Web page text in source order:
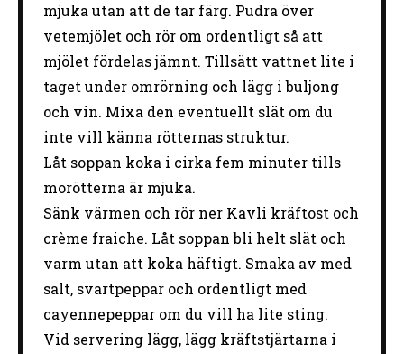
mjuka utan att de tar färg. Pudra över
vetemjölet och rör om ordentligt så att
mjölet fördelas jämnt. Tillsätt vattnet lite i
taget under omrörning och lägg i buljong
och vin. Mixa den eventuellt slät om du
inte vill känna rötternas struktur.
Låt soppan koka i cirka fem minuter tills
morötterna är mjuka.
Sänk värmen och rör ner Kavli kräftost och
crème fraiche. Låt soppan bli helt slät och
varm utan att koka häftigt. Smaka av med
salt, svartpeppar och ordentligt med
cayennepeppar om du vill ha lite sting.
Vid servering lägg, lägg kräftstjärtarna i